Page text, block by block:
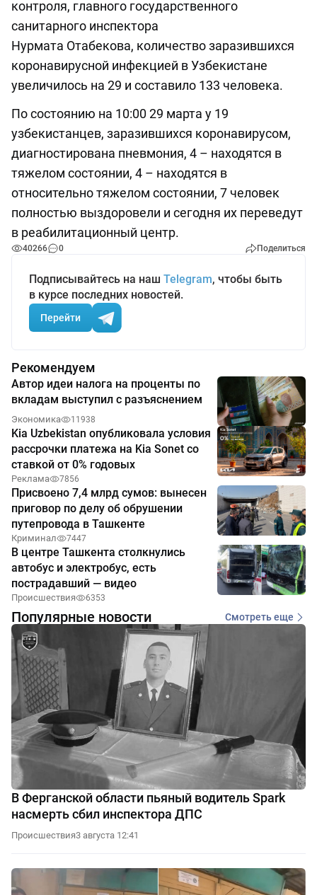
контроля, главного государственного
санитарного инспектора
Нурмата Отабекова, количество заразившихся
коронавирусной инфекцией в Узбекистане
увеличилось на 29 и составило 133 человека.
По состоянию на 10:00 29 марта у 19
узбекистанцев, заразившихся коронавирусом,
диагностирована пневмония, 4 – находятся в
тяжелом состоянии, 4 – находятся в
относительно тяжелом состоянии, 7 человек
полностью выздоровели и сегодня их переведут
в реабилитационный центр.
40266 0 Поделиться
Подписывайтесь на наш Telegram, чтобы быть
в курсе последних новостей.
Перейти
Рекомендуем
Автор идеи налога на проценты по
вкладам выступил с разъяснением
Экономика 11938
Kia Uzbekistan опубликовала условия
рассрочки платежа на Kia Sonet со
ставкой от 0% годовых
Реклама 7856
Присвоено 7,4 млрд сумов: вынесен
приговор по делу об обрушении
путепровода в Ташкенте
Криминал 7447
В центре Ташкента столкнулись
автобус и электробус, есть
пострадавший — видео
Происшествия 6353
Популярные новости Смотреть еще
В Ферганской области пьяный водитель Spark
насмерть сбил инспектора ДПС
Происшествия3 августа 12:41